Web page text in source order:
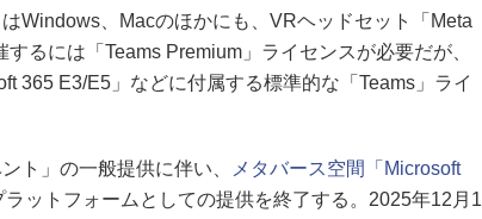
Windows、Macのほかにも、VRヘッドセット「Meta
るには「Teams Premium」ライセンスが必要だが、
365 E3/E5」などに付属する標準的な「Teams」ライ
ト」の一般提供に伴い、
メタバース空間「Microsoft
ットフォームとしての提供を終了する。2025年12月1